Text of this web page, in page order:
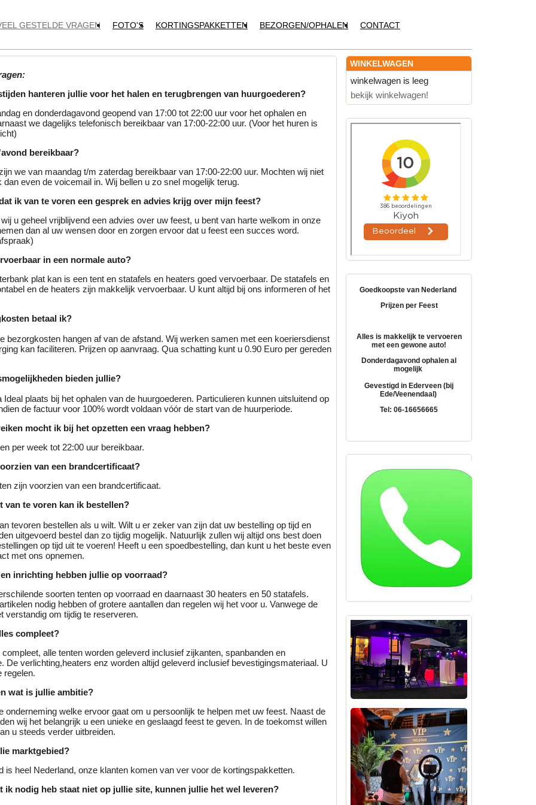
GESTELDE VRAGEN FOTO'S KORTINGSPAKKETTEN BEZORGEN/OPHALEN CONTACT
hanteren jullie voor het halen en terugbrengen van huurgoederen?
en donderdagavond geopend van 17:00 tot 22:00 uur voor het ophalen en
we dagelijks telefonisch bereikbaar van 17:00-22:00 uur. (Voor het huren is
bereikbaar?
we van maandag t/m zaterdag bereikbaar van 17:00-22:00 uur. Mochten wij niet
dan even de voicemail in. Wij bellen u zo snel mogelijk terug.
ik van te voren een gesprek en advies krijg over mijn feest?
u geheel vrijblijvend een advies over uw feest, u bent van harte welkom in onze
dan al uw wensen door en zorgen ervoor dat u feest een succes word.
in een normale auto?
plat kan is een tent en statafels en heaters goed vervoerbaar. De statafels en
en de heaters zijn makkelijk vervoerbaar. U kunt altijd bij ons informeren of het
betaal ik?
bezorgkosten hangen af van de afstand. Wij werken samen met een koeriersdienst
kan faciliteren. Prijzen op aanvraag. Qua schatting kunt u 0.90 Euro per gereden
bieden jullie?
Ideal plaats bij het ophalen van de huurgoederen. Particulieren kunnen uitsluitend op
de factuur voor 100% wordt voldaan vóór de start van de huurperiode.
mocht ik bij het opzetten een vraag hebben?
per week tot 22:00 uur bereikbaar.
van een brandcertificaat?
zijn voorzien van een brandcertificaat.
van te voren kan ik bestellen?
tevoren bestellen als u wilt. Wilt u er zeker van zijn dat uw bestelling op tijd en
uitgevoerd bestel dan zo tijdig mogelijk. Natuurlijk zullen wij altijd ons best doen
op tijd uit te voeren! Heeft u een spoedbestelling, dan kunt u het beste even
met ons opnemen.
inrichting hebben jullie op voorraad?
soorten tenten op voorraad en daarnaast 30 heaters en 50 statafels.
nodig hebben of grotere aantallen dan regelen wij het voor u. Vanwege de
verstandig om tijdig te reserveren.
compleet?
alle tenten worden geleverd inclusief zijkanten, spanbanden en
De verlichting,heaters enz worden altijd geleverd inclusief bevestigingsmateriaal. U
regelen.
wat is jullie ambitie?
onderneming welke ervoor gaat om u persoonlijk te helpen met uw feest. Naast de
wij het belangrijk u een unieke en geslaagd feest te geven. In de toekomst willen
u steeds verder uitbreiden.
marktgebied?
is heel Nederland, onze klanten komen van ver voor de kortingspakketten.
ik nodig heb staat niet op jullie site, kunnen jullie het wel leveren?
WINKELWAGEN
winkelwagen is leeg
bekijk winkelwagen!
Goedkoopste van Nederland
Prijzen per Feest
Alles is makkelijk te vervoeren
met een gewone auto!
Donderdagavond ophalen al
mogelijk
Gevestigd in Ederveen (bij
Ede/Veenendaal)
Tel: 06-16656665